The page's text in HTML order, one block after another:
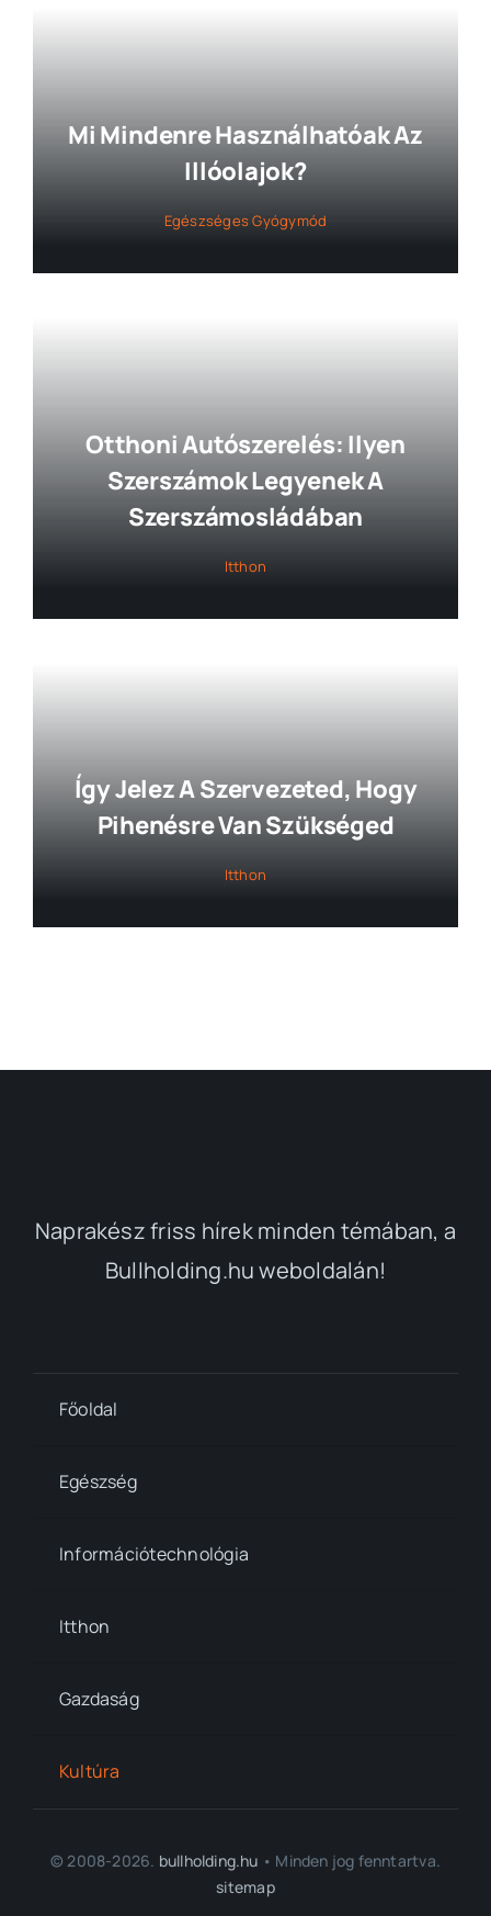
Mi Mindenre Használhatóak Az
Illóolajok?
Egészséges Gyógymód
Otthoni Autószerelés: Ilyen
Szerszámok Legyenek A
Szerszámosládában
Itthon
Így Jelez A Szervezeted, Hogy
Pihenésre Van Szükséged
Itthon
Naprakész friss hírek minden témában, a
Bullholding.hu weboldalán!
Főoldal
Egészség
Információtechnológia
Itthon
Gazdaság
Kultúra
© 2008-2026. bullholding.hu • Minden jog fenntartva.
sitemap